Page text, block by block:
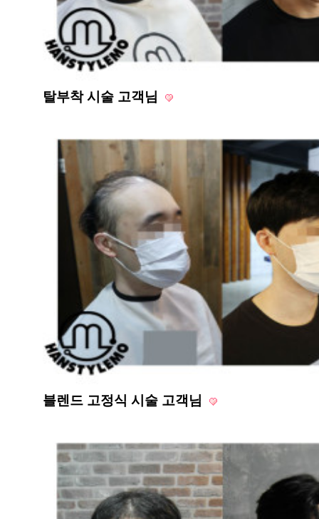
탈부착 시술 고객님
블렌드 고정식 시술 고객님